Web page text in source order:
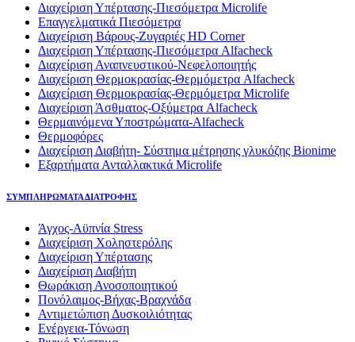
Διαχείριση Υπέρτασης-Πιεσόμετρα Microlife
Επαγγελματικά Πιεσόμετρα
Διαχείριση Βάρους-Ζυγαριές HD Corner
Διαχείριση Υπέρτασης-Πιεσόμετρα Alfacheck
Διαχείριση Αναπνευστικού-Νεφελοποιητής
Διαχείριση Θερμοκρασίας-Θερμόμετρα Alfacheck
Διαχείριση Θερμοκρασίας-Θερμόμετρα Microlife
Διαχείριση Άσθματος-Οξύμετρα Alfacheck
Θερμαινόμενα Υποστρώματα-Alfacheck
Θερμοφόρες
Διαχείριση Διαβήτη- Σύστημα μέτρησης γλυκόζης Bionime
Εξαρτήματα Ανταλλακτικά Microlife
ΣΥΜΠΛΗΡΩΜΑΤΑ ΔΙΑΤΡΟΦΗΣ
Άγχος-Αϋπνία Stress
Διαχείριση Χοληστερόλης
Διαχείριση Υπέρτασης
Διαχείριση Διαβήτη
Θωράκιση Ανοσοποιητικού
Πονόλαιμος-Βήχας-Βραχνάδα
Αντιμετώπιση Δυσκοιλιότητας
Eνέργεια-Τόνωση